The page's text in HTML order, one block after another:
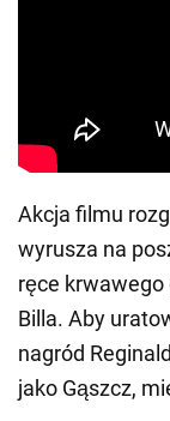
Akcja filmu
wyrusza na
ręce
Billa. Aby
nagród
jako Gąszcz,